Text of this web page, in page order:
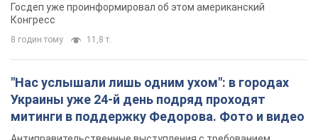
Госдеп уже проинформировал об этом американский
Конгресс
8 годин тому 11,8 т.
"Нас услышали лишь одним ухом": в городах
Украины уже 24-й день подряд проходят
митинги в поддержку Федорова. Фото и видео